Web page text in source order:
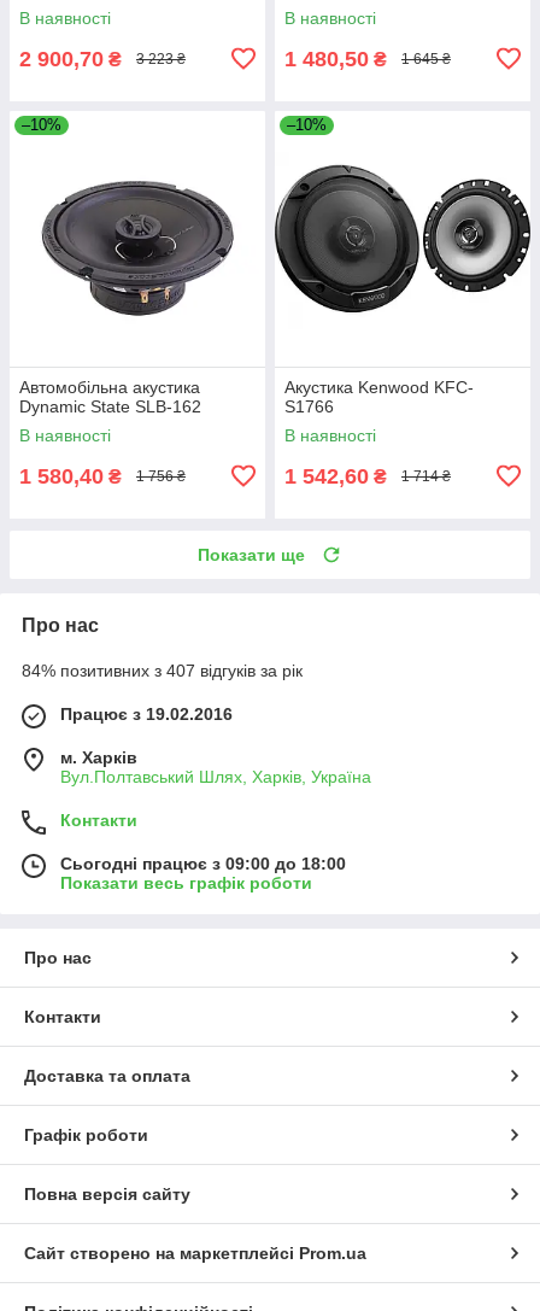
В наявності
2 900,70 ₴ 3 223 ₴
В наявності
1 480,50 ₴ 1 645 ₴
–10%
Автомобільна акустика
Dynamic State SLB-162
В наявності
1 580,40 ₴ 1 756 ₴
–10%
Акустика Kenwood KFC-
S1766
В наявності
1 542,60 ₴ 1 714 ₴
Показати ще
Про нас
84% позитивних з 407 відгуків за рік
Працює з 19.02.2016
м. Харків
Вул.Полтавський Шлях, Харків, Україна
Контакти
Сьогодні працює з 09:00 до 18:00
Показати весь графік роботи
Про нас
Контакти
Доставка та оплата
Графік роботи
Повна версія сайту
Сайт створено на маркетплейсі Prom.ua